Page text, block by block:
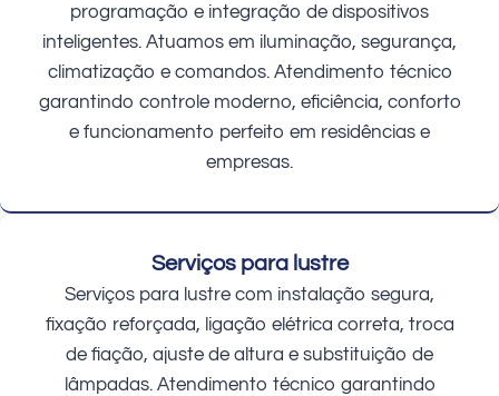
programação e integração de dispositivos
inteligentes. Atuamos em iluminação, segurança,
climatização e comandos. Atendimento técnico
garantindo controle moderno, eficiência, conforto
e funcionamento perfeito em residências e
empresas.
Serviços para lustre
Serviços para lustre com instalação segura,
fixação reforçada, ligação elétrica correta, troca
de fiação, ajuste de altura e substituição de
lâmpadas. Atendimento técnico garantindo